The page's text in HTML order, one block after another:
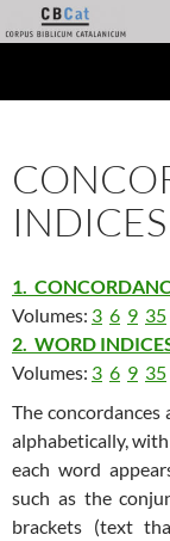
to
INDICES
1.
Volumes: 3 6 9 35
2. WORD
Volumes: 3 6 9 35
The
alphabetically,
each word
such as the
brackets (text